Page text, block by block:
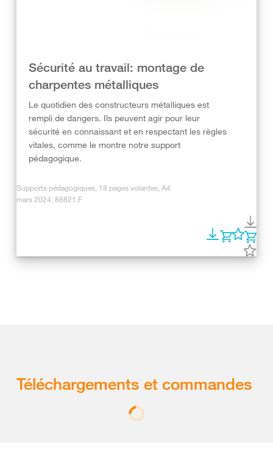
Sécurité au travail: montage de
charpentes métalliques
Le quotidien des constructeurs métalliques est
rempli de dangers. Ils peuvent agir pour leur
sécurité en connaissant et en respectant les règles
vitales, comme le montre notre support
pédagogique.
Supports pédagogiques, 18 pages volantes, A4
mars 2024, 88821.F
Téléchargements et commandes